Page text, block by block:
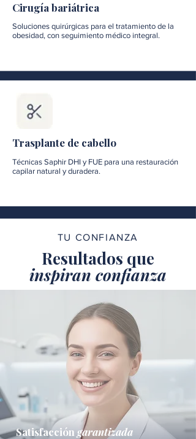
Cirugía bariátrica
Soluciones quirúrgicas para el tratamiento de la
obesidad, con seguimiento médico integral.
Trasplante de cabello
Técnicas Saphir DHI y FUE para una restauración
capilar natural y duradera.
TU CONFIANZA
Resultados que
inspiran confianza
Satisfacción garantizada